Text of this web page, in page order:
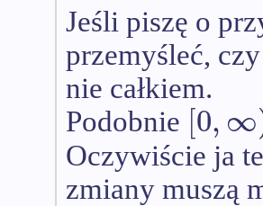
Jeśli piszę o
przemyśleć,
nie całkiem.
Podobnie [0,∞
Oczywiście ja
zmiany muszą